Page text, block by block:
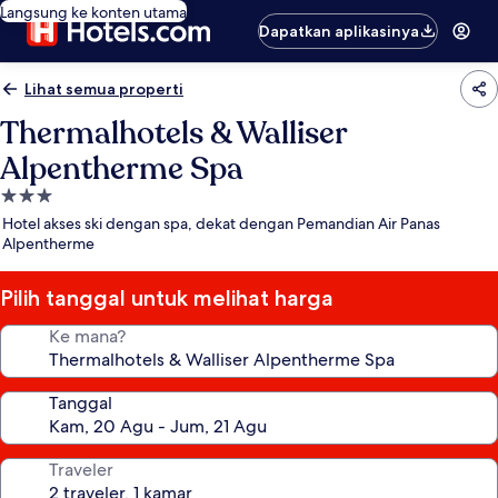
Langsung ke konten utama
Dapatkan aplikasinya
Lihat semua properti
Thermalhotels & Walliser
Alpentherme Spa
Properti
bintang
3.0
Hotel akses ski dengan spa, dekat dengan Pemandian Air Panas
Alpentherme
Pilih tanggal untuk melihat harga
Ke mana?
Tanggal
Traveler